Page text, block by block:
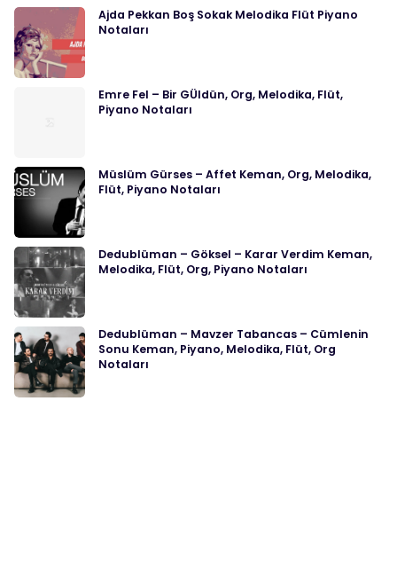
Ajda Pekkan Boş Sokak Melodika Flüt Piyano
Notaları
Emre Fel – Bir GÜldün, Org, Melodika, Flüt,
Piyano Notaları
Müslüm Gürses – Affet Keman, Org, Melodika,
Flüt, Piyano Notaları
Dedublüman – Göksel – Karar Verdim Keman,
Melodika, Flüt, Org, Piyano Notaları
Dedublüman – Mavzer Tabancas – Cümlenin
Sonu Keman, Piyano, Melodika, Flüt, Org
Notaları